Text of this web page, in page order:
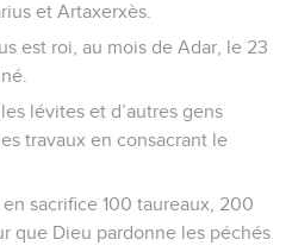
et Artaxerxès.
est roi, au mois de Adar, le 23
lévites et d’autres gens
travaux en consacrant le
sacrifice 100 taureaux, 200
que Dieu pardonne les péchés